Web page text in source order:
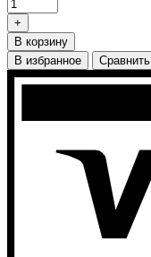
+
В корзину
В избранное
Сравнить